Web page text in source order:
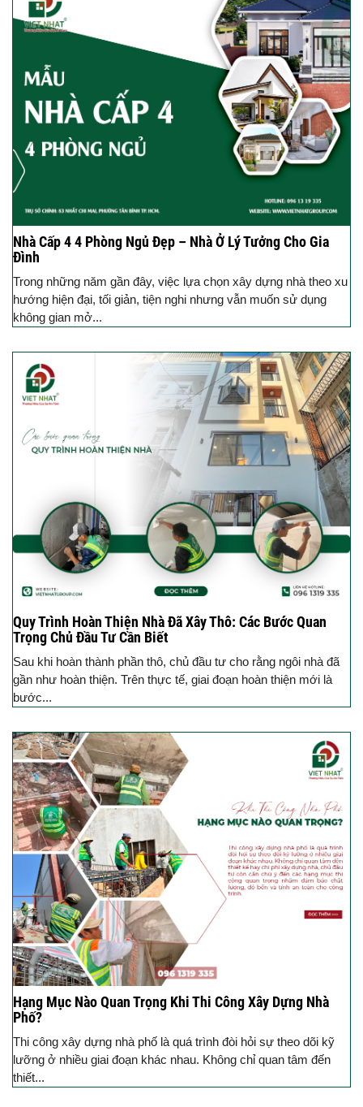
Nhà Cấp 4 4 Phòng Ngủ Đẹp – Nhà Ở Lý Tưởng Cho Gia
Đình
Trong những năm gần đây, việc lựa chọn xây dựng nhà theo xu
hướng hiện đại, tối giản, tiện nghi nhưng vẫn muốn sử dụng
không gian mở...
Quy Trình Hoàn Thiện Nhà Đã Xây Thô: Các Bước Quan
Trọng Chủ Đầu Tư Cần Biết
Sau khi hoàn thành phần thô, chủ đầu tư cho rằng ngôi nhà đã
gần như hoàn thiện. Trên thực tế, giai đoạn hoàn thiện mới là
bước...
Hạng Mục Nào Quan Trọng Khi Thi Công Xây Dựng Nhà
Phố?
Thi công xây dựng nhà phố là quá trình đòi hỏi sự theo dõi kỹ
lưỡng ở nhiều giai đoạn khác nhau. Không chỉ quan tâm đến
thiết...